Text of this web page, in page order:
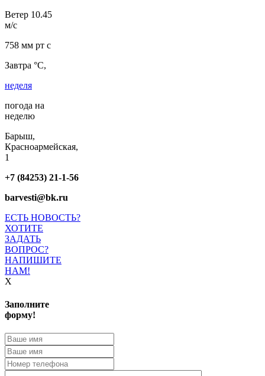
Ветер 10.45
м/с
758 мм рт с
Завтра °C,
неделя
погода на
неделю
Барыш,
Красноармейская,
1
+7 (84253) 21-1-56
barvesti@bk.ru
ЕСТЬ НОВОСТЬ?
ХОТИТЕ
ЗАДАТЬ
ВОПРОС?
НАПИШИТЕ
НАМ!
X
Заполните
форму!